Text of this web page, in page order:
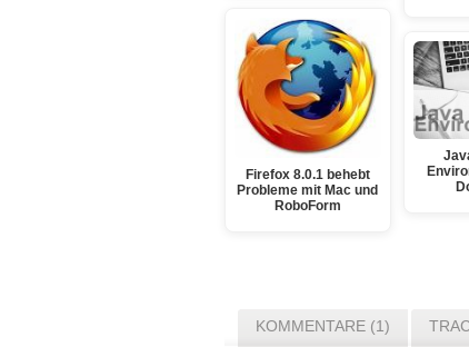
Firefox 8.0.1 behebt
Probleme mit Mac und
RoboForm
KOMMENTARE (1)